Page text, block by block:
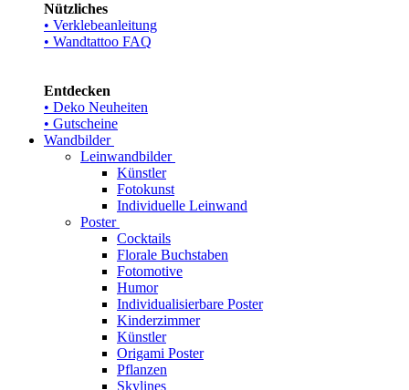
Nützliches
• Verklebeanleitung
• Wandtattoo FAQ
Entdecken
• Deko Neuheiten
• Gutscheine
Wandbilder
Leinwandbilder
Künstler
Fotokunst
Individuelle Leinwand
Poster
Cocktails
Florale Buchstaben
Fotomotive
Humor
Individualisierbare Poster
Kinderzimmer
Künstler
Origami Poster
Pflanzen
Skylines